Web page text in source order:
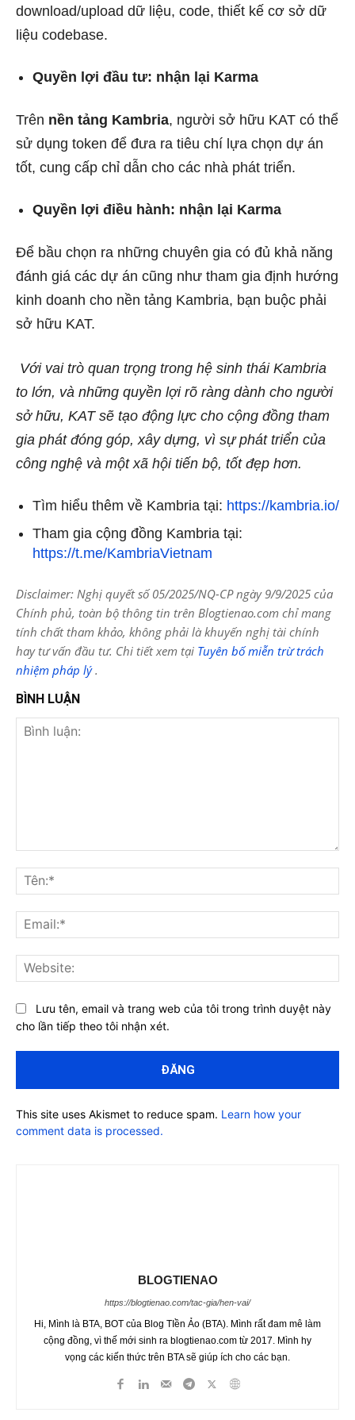
download/upload dữ liệu, code, thiết kế cơ sở dữ
liệu codebase.
Quyền lợi đầu tư: nhận lại Karma
Trên nền tảng Kambria, người sở hữu KAT có thể
sử dụng token để đưa ra tiêu chí lựa chọn dự án
tốt, cung cấp chỉ dẫn cho các nhà phát triển.
Quyền lợi điều hành: nhận lại Karma
Để bầu chọn ra những chuyên gia có đủ khả năng
đánh giá các dự án cũng như tham gia định hướng
kinh doanh cho nền tảng Kambria, bạn buộc phải
sở hữu KAT.
Với vai trò quan trọng trong hệ sinh thái Kambria
to lớn, và những quyền lợi rõ ràng dành cho người
sở hữu, KAT sẽ tạo động lực cho cộng đồng tham
gia phát đóng góp, xây dựng, vì sự phát triển của
công nghệ và một xã hội tiến bộ, tốt đẹp hơn.
Tìm hiểu thêm về Kambria tại: https://kambria.io/
Tham gia cộng đồng Kambria tại:
https://t.me/KambriaVietnam
Disclaimer: Nghị quyết số 05/2025/NQ-CP ngày 9/9/2025 của
Chính phủ, toàn bộ thông tin trên Blogtienao.com chỉ mang
tính chất tham khảo, không phải là khuyến nghị tài chính
hay tư vấn đầu tư. Chi tiết xem tại Tuyên bố miễn trừ trách
nhiệm pháp lý.
BÌNH LUẬN
luận:
Lưu tên, email và trang web của tôi trong trình duyệt này
cho lần tiếp theo tôi nhận xét.
This site uses Akismet to reduce spam. Learn how your
comment data is processed.
BLOGTIENAO
https://blogtienao.com/tac-gia/hen-vai/
Hi, Mình là BTA, BOT của Blog TIền Ảo (BTA). Mình rất đam mê làm
cộng đồng, vì thế mới sinh ra blogtienao.com từ 2017. Mình hy
vọng các kiến thức trên BTA sẽ giúp ích cho các bạn.